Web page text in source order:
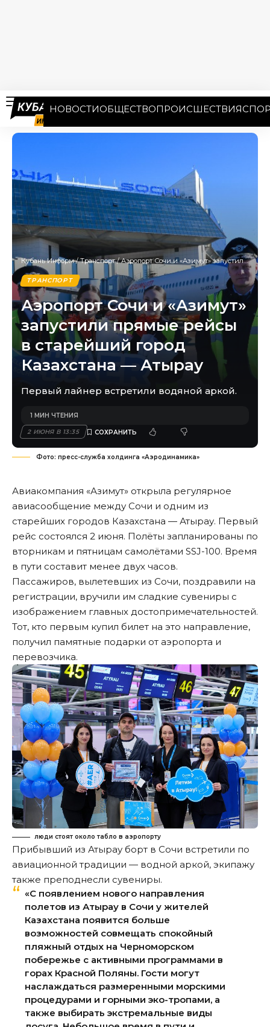
НОВОСТИОБЩЕСТВОПРОИСШЕСТВИЯ
Кубань Информ/Транспорт/Аэропорт Сочи и «Азимут» запустили прямые рейсы в старейший город Казахстана — Атырау
ТРАНСПОРТ
Аэропорт Сочи и «Азимут»
запустили прямые рейсы
в старейший город
Казахстана — Атырау
Первый лайнер встретили водяной аркой.
2 ИЮНЯ В 13:35
1 МИН ЧТЕНИЯ
Фото: пресс-служба холдинга «Аэродинамика»
Авиакомпания «Азимут» открыла регулярное
авиасообщение между Сочи и одним из
старейших городов Казахстана — Атырау. Первый
рейс состоялся 2 июня. Полёты запланированы по
вторникам и пятницам самолётами SSJ-100. Время
в пути составит менее двух часов.
Пассажиров, вылетевших из Сочи, поздравили на
регистрации, вручили им сладкие сувениры с
изображением главных достопримечательностей.
Тот, кто первым купил билет на это направление,
получил памятные подарки от аэропорта и
перевозчика.
люди стоят около табло в аэропорту
Прибывший из Атырау борт в Сочи встретили по
авиационной традиции — водной аркой, экипажу
также преподнесли сувениры.
«С появлением нового направления
полетов из Атырау в Сочи у жителей
Казахстана появится больше
возможностей совмещать спокойный
пляжный отдых на Черноморском
побережье с активными программами в
горах Красной Поляны. Гости могут
наслаждаться размеренными морскими
процедурами и горными эко-тропами, а
также выбирать экстремальные виды